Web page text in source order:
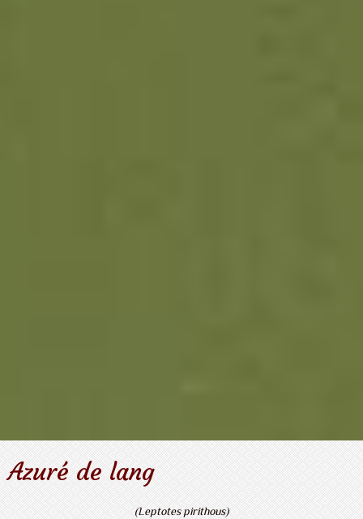
Azuré de lang
(Leptotes pirithous)